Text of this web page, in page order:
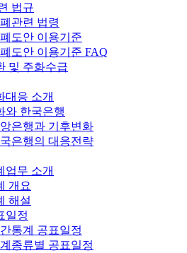
법규
관련 법령
도안 이용기준
도안 이용기준 FAQ
및 주화수급
대응 소개
와 한국은행
은행과 기후변화
은행의 대응전략
업무 소개
개요
해설
일정
통계 공표일정
종류별 공표일정